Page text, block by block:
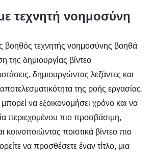
τεχνητή νοημοσύνη
τεχνητής νοημοσύνης βοηθά
της δημιουργίας βίντεο
δημιουργώντας λεζάντες και
της ροής εργασίας.
να εξοικονομήσει χρόνο και να
περιεχομένου πιο προσβάσιμη,
κοινοποιώντας ποιοτικά βίντεο πιο
να προσθέσετε έναν τίτλο, μια